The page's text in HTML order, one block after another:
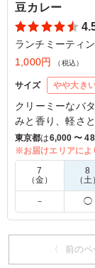
豆カレー
ランチミーティ
1,000円
（税込）
サイズ やや大き
クリーミーなバ
みと香り、軽さ
と口まで飽きず
込んで仕上げま
5.0
豆カレーは、
い辛さがない
メンバーにも
ィーで美味し
東京都は6,000 〜
※お届けエリアによ
7
（金）
8
（土
－ ◯
〈 前の